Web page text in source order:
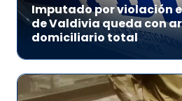
Imputado por violación
de Valdivia queda con
domiciliario total